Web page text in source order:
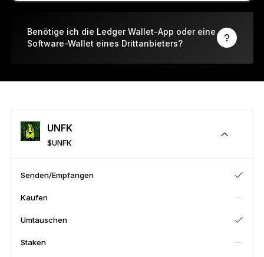
Ledger NanoGen5
So individuell wie du
Gesamtes Sortiment anzeigen
Hardware-Wallets
Paket-Angebote
Zubehör
Benötige ich die Ledger Wallet-App oder eine
Software-Wallet eines Drittanbieters?
UNFK
$UNFK
Senden/Empfangen
Kaufen
Umtauschen
Staken